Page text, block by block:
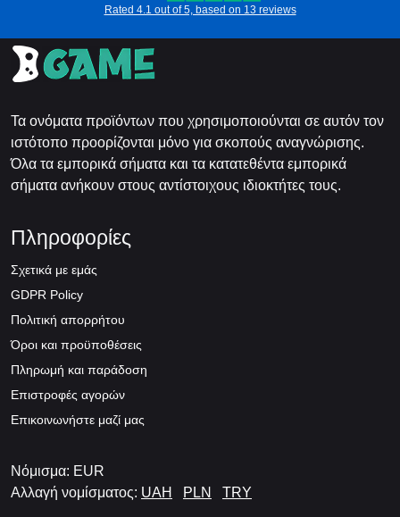
Rated 4.1 out of 5, based on 13 reviews
Τα ονόματα προϊόντων που χρησιμοποιούνται σε αυτόν τον
ιστότοπο προορίζονται μόνο για σκοπούς αναγνώρισης.
Όλα τα εμπορικά σήματα και τα κατατεθέντα εμπορικά
σήματα ανήκουν στους αντίστοιχους ιδιοκτήτες τους.
Πληροφορίες
Σχετικά με εμάς
GDPR Policy
Πολιτική απορρήτου
Όροι και προϋποθέσεις
Πληρωμή και παράδοση
Επιστροφές αγορών
Επικοινωνήστε μαζί μας
Νόμισμα: EUR
Αλλαγή νομίσματος: UAH PLN TRY